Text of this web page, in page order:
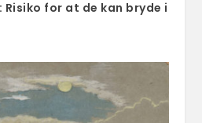
for at de kan bryde i